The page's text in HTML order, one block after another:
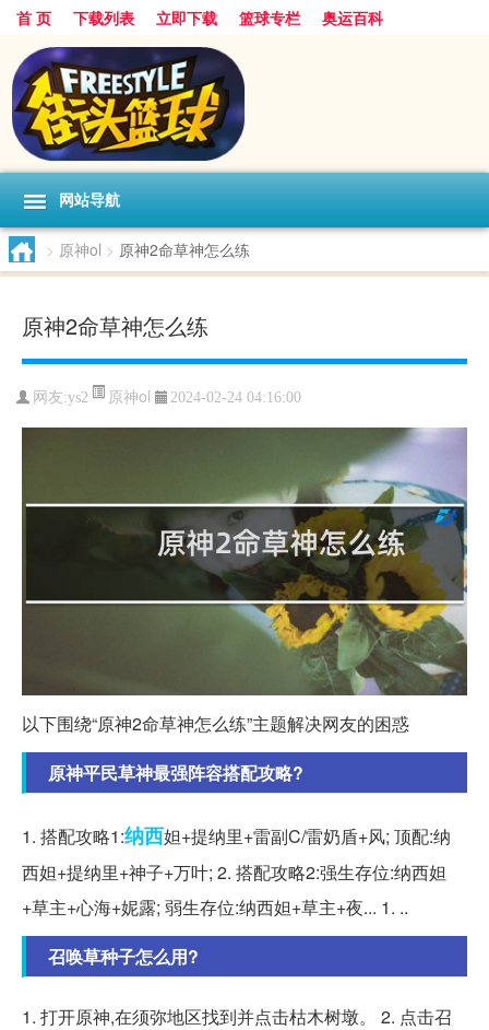
首 页 下载列表 立即下载 篮球专栏 奥运百科
网站导航
> 原神ol > 原神2命草神怎么练
原神2命草神怎么练
网友:ys2 原神ol 2024-02-24 04:16:00
以下围绕“原神2命草神怎么练”主题解决网友的困惑
原神平民草神最强阵容搭配攻略?
1. 搭配攻略1:纳西妲+提纳里+雷副C/雷奶盾+风; 顶配:纳
西妲+提纳里+神子+万叶; 2. 搭配攻略2:强生存位:纳西妲
+草主+心海+妮露; 弱生存位:纳西妲+草主+夜... 1. ..
召唤草种子怎么用?
1. 打开原神,在须弥地区找到并点击枯木树墩。 2. 点击召